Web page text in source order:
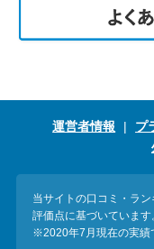
運営者情報 プ
当サイトの口コミ・ラ
評価点に基づいています
※2020年7月現在の実績